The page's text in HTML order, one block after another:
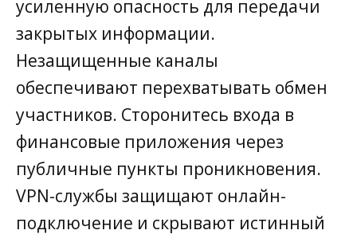
усиленную опасность для передачи
закрытых информации.
Незащищенные каналы
обеспечивают перехватывать обмен
участников. Сторонитесь входа в
финансовые приложения через
публичные пункты проникновения.
VPN-службы защищают онлайн-
подключение и скрывают истинный